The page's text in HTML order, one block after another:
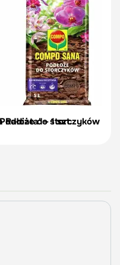
– 1 szt.
Podłoże do storczyków -